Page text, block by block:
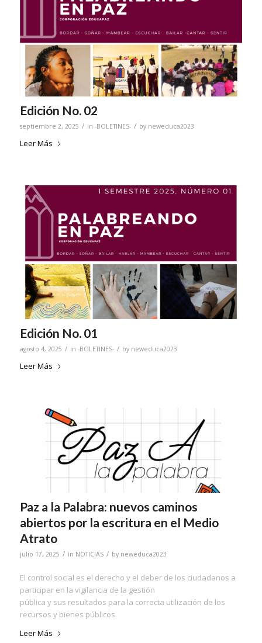
Edición No. 02
septiembre 2, 2025 / in -BOLETINES- / by neweduca2023
Leer Más
Edición No. 01
agosto 4, 2025 / in -BOLETINES- / by neweduca2023
Leer Más
Paz a la Palabra: nuevos caminos
abiertos por la escritura en el Medio
Atrato
julio 17, 2025 / in NOTICIAS / by neweduca2023
El control social es el derecho y el deber de los ciudadanos a
participar en la vigilancia de la gestión
pública y sus resultados para la correcta utilización de los
recursos y bienes públicos.
Leer Más